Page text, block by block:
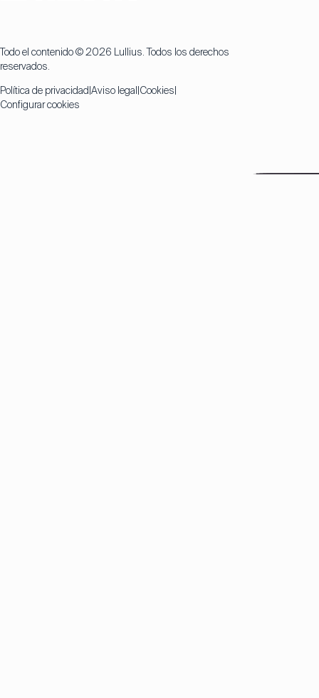
Todo el contenido © 2026 Lullius. Todos los derechos
reservados.
Política de privacidad Aviso legal Cookies
Configurar cookies